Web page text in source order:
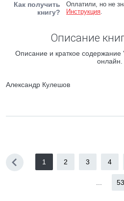
Как получить
книгу?
Оплатили, но не
Инструкция.
Описание
Описание и краткое содержание
онлайн.
Александр Кулешов
1 2 3 4
53